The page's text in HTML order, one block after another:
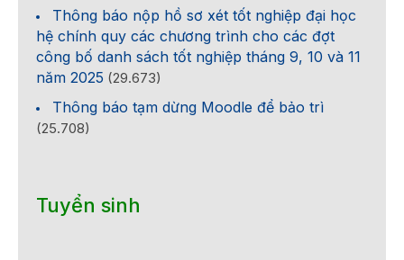
Thông báo nộp hồ sơ xét tốt nghiệp đại học
hệ chính quy các chương trình cho các đợt
công bố danh sách tốt nghiệp tháng 9, 10 và 11
năm 2025 (29.673)
Thông báo tạm dừng Moodle để bảo trì
(25.708)
Tuyển sinh